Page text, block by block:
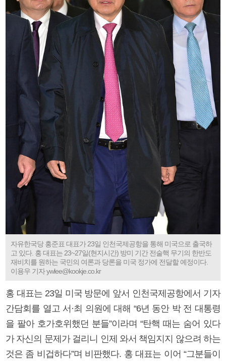
자유한국당 홍준표 대표가 23일 인천국제공항을 통해 미국으로 출국하
고 있다. 홍 대표는 23~27일(현지시간) 방미 기간 전술핵 무기의 한반도
재비치를 원하는 국민의 여론과 당론을 미국 정가에 전달할 예정이다.
이용우 기자 ywlee@kookje.co.kr
홍 대표는 23일 미국 방문에 앞서 인천국제공항에서 기자
간담회를 열고 서·최 의원에 대해 “6년 동안 박 전 대통령
을 팔아 호가호위했던 분들”이라며 “탄핵 때는 숨어 있다
가 자신의 문제가 걸리니 인제 와서 책임지지 않으려 하는
것은 좀 비겁하다”며 비판했다. 홍 대표는 이어 “그분들이